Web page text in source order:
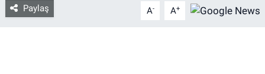
Paylaş A- A+